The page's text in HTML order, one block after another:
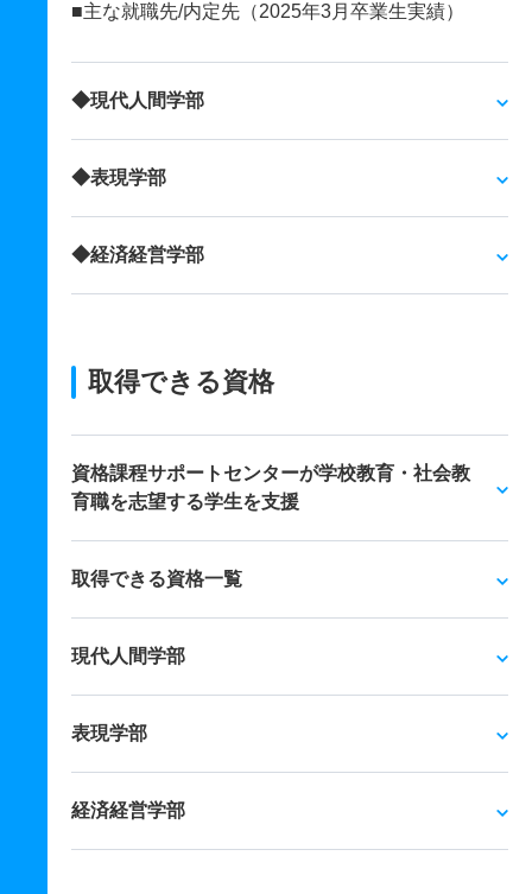
■主な就職先/内定先（2025年3月卒業生実績）
◆現代人間学部
◆表現学部
◆経済経営学部
取得できる資格
資格課程サポートセンターが学校教育・社会教
育職を志望する学生を支援
取得できる資格一覧
現代人間学部
表現学部
経済経営学部